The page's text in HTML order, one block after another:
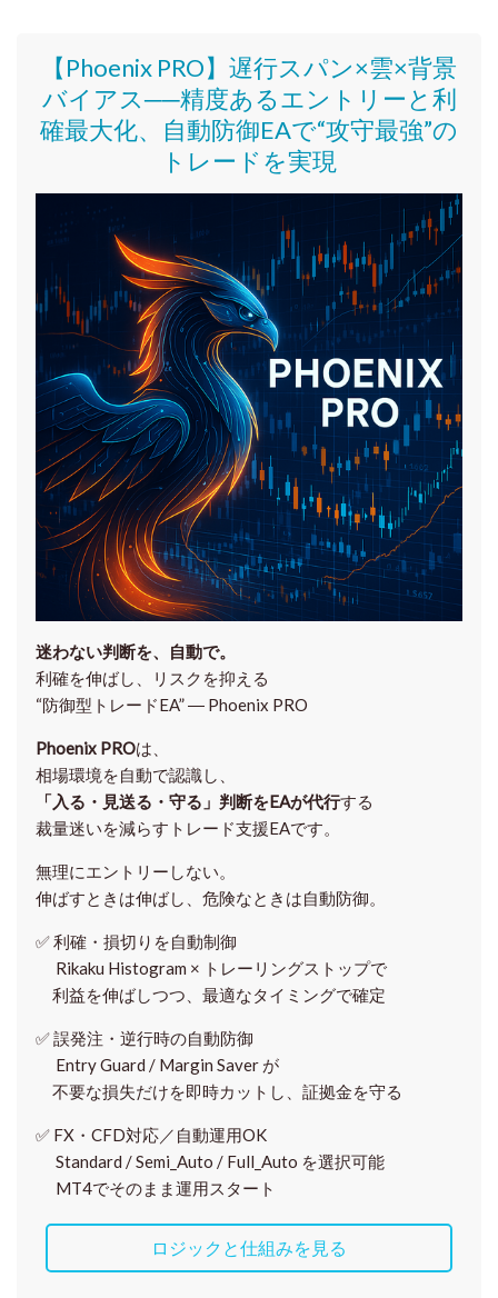
【Phoenix PRO】遅行スパン×雲×背景
バイアス──精度あるエントリーと利
確最大化、自動防御EAで“攻守最強”の
トレードを実現
迷わない判断を、自動で。
利確を伸ばし、リスクを抑える
“防御型トレードEA” ― Phoenix PRO
Phoenix PROは、
相場環境を自動で認識し、
「入る・見送る・守る」判断をEAが代行する
裁量迷いを減らすトレード支援EAです。
無理にエントリーしない。
伸ばすときは伸ばし、危険なときは自動防御。
✅利確・損切りを自動制御
Rikaku Histogram × トレーリングストップで
利益を伸ばしつつ、最適なタイミングで確定
✅誤発注・逆行時の自動防御
Entry Guard / Margin Saver が
不要な損失だけを即時カットし、証拠金を守る
✅ FX・CFD対応／自動運用OK
Standard / Semi_Auto / Full_Auto を選択可能
MT4でそのまま運用スタート
ロジックと仕組みを見る